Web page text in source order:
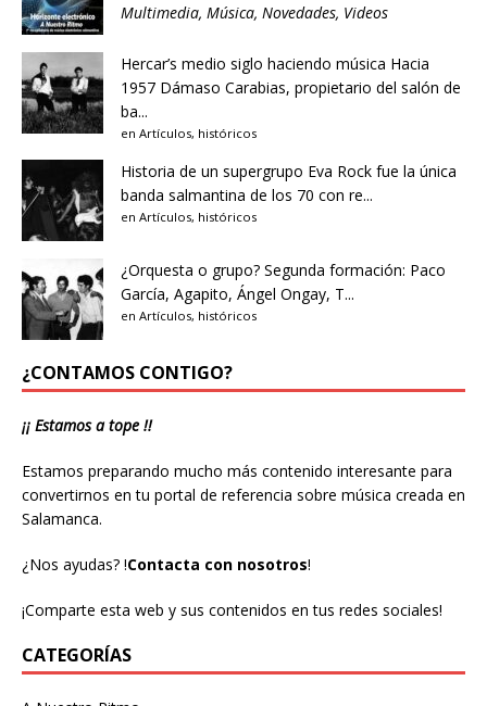
Multimedia, Música, Novedades, Videos
Hercar’s medio siglo haciendo música Hacia
1957 Dámaso Carabias, propietario del salón de
ba...
en Artículos, históricos
Historia de un supergrupo Eva Rock fue la única
banda salmantina de los 70 con re...
en Artículos, históricos
¿Orquesta o grupo? Segunda formación: Paco
García, Agapito, Ángel Ongay, T...
en Artículos, históricos
¿CONTAMOS CONTIGO?
¡¡ Estamos a tope !!
Estamos preparando mucho más contenido interesante para
convertirnos en tu portal de referencia sobre música creada en
Salamanca.
¿Nos ayudas? !Contacta con nosotros!
¡Comparte esta web y sus contenidos en tus redes sociales!
CATEGORÍAS